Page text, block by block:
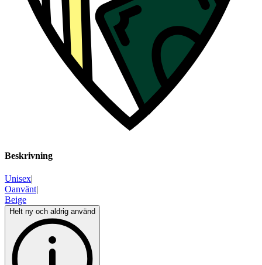
Beskrivning
Unisex|
Oanvänt|
Beige
Helt ny och aldrig använd